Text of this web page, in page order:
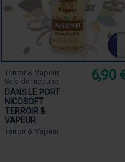
Terroir & Vapeur -
Sels de nicotine
DANS LE PORT
NICOSOFT
TERROIR &
VAPEUR
Terroir & Vapeur
6,90